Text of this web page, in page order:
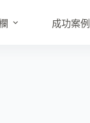
成功案例